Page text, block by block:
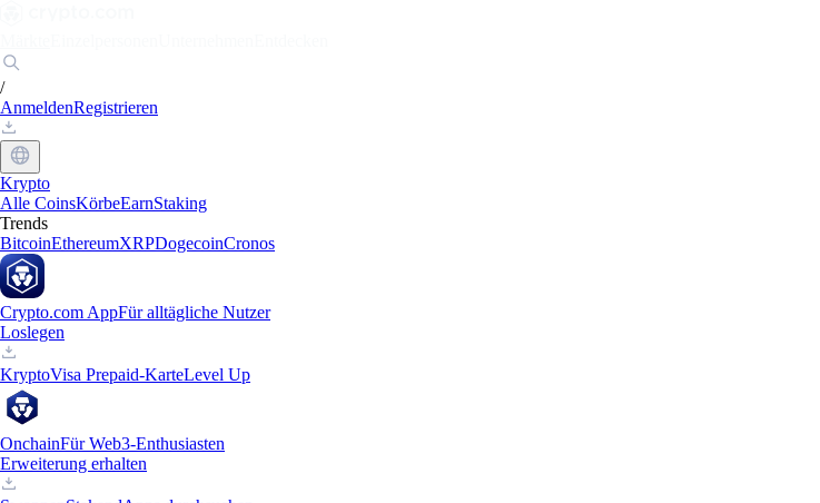
/
AnmeldenRegistrieren
Krypto
Alle CoinsKörbeEarnStaking
Trends
BitcoinEthereumXRPDogecoinCronos
Crypto.com AppFür alltägliche Nutzer
Loslegen
KryptoVisa Prepaid-KarteLevel Up
OnchainFür Web3-Enthusiasten
Erweiterung erhalten